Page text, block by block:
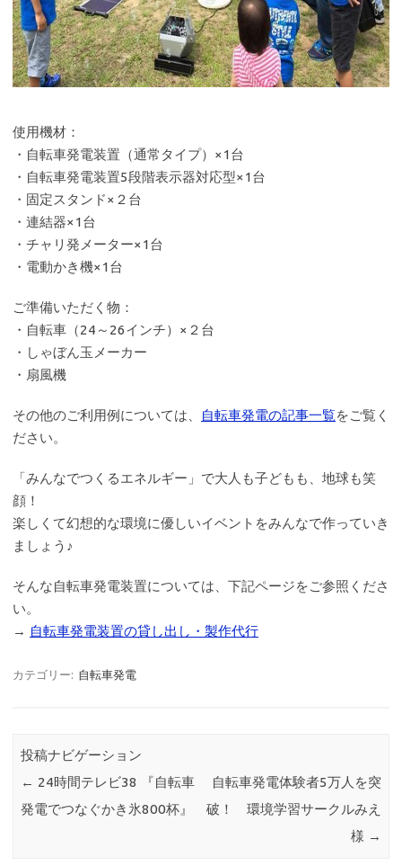
使用機材：
・自転車発電装置（通常タイプ）×1台
・自転車発電装置5段階表示器対応型×1台
・固定スタンド×２台
・連結器×1台
・チャリ発メーター×1台
・電動かき機×1台
ご準備いただく物：
・自転車（24～26インチ）×２台
・しゃぼん玉メーカー
・扇風機
その他のご利用例については、 自転車発電の記事一覧をご覧く
ださい。
「みんなでつくるエネルギー」で大人も子どもも、地球も笑
顔！
楽しくて幻想的な環境に優しいイベントをみんなで作っていき
ましょう♪
そんな自転車発電装置については、下記ページをご参照くださ
い。
→ 自転車発電装置の貸し出し・製作代行
カテゴリー: 自転車発電
投稿ナビゲーション
← 24時間テレビ38 『自転車
発電でつなぐかき氷800杯』
自転車発電体験者5万人を突
破！ 環境学習サークルみえ
様 →